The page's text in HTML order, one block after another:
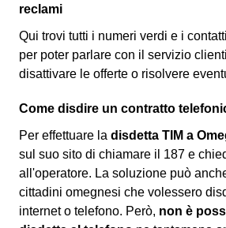
reclami
Qui trovi tutti i numeri verdi e i
per poter parlare con il servizio
disattivare le offerte o risolvere
Come disdire un contratto
Per effettuare la disdetta TIM a
sul suo sito di chiamare il 187 e
all'operatore. La soluzione può
cittadini omegnesi che volessero
internet o telefono. Però, non è